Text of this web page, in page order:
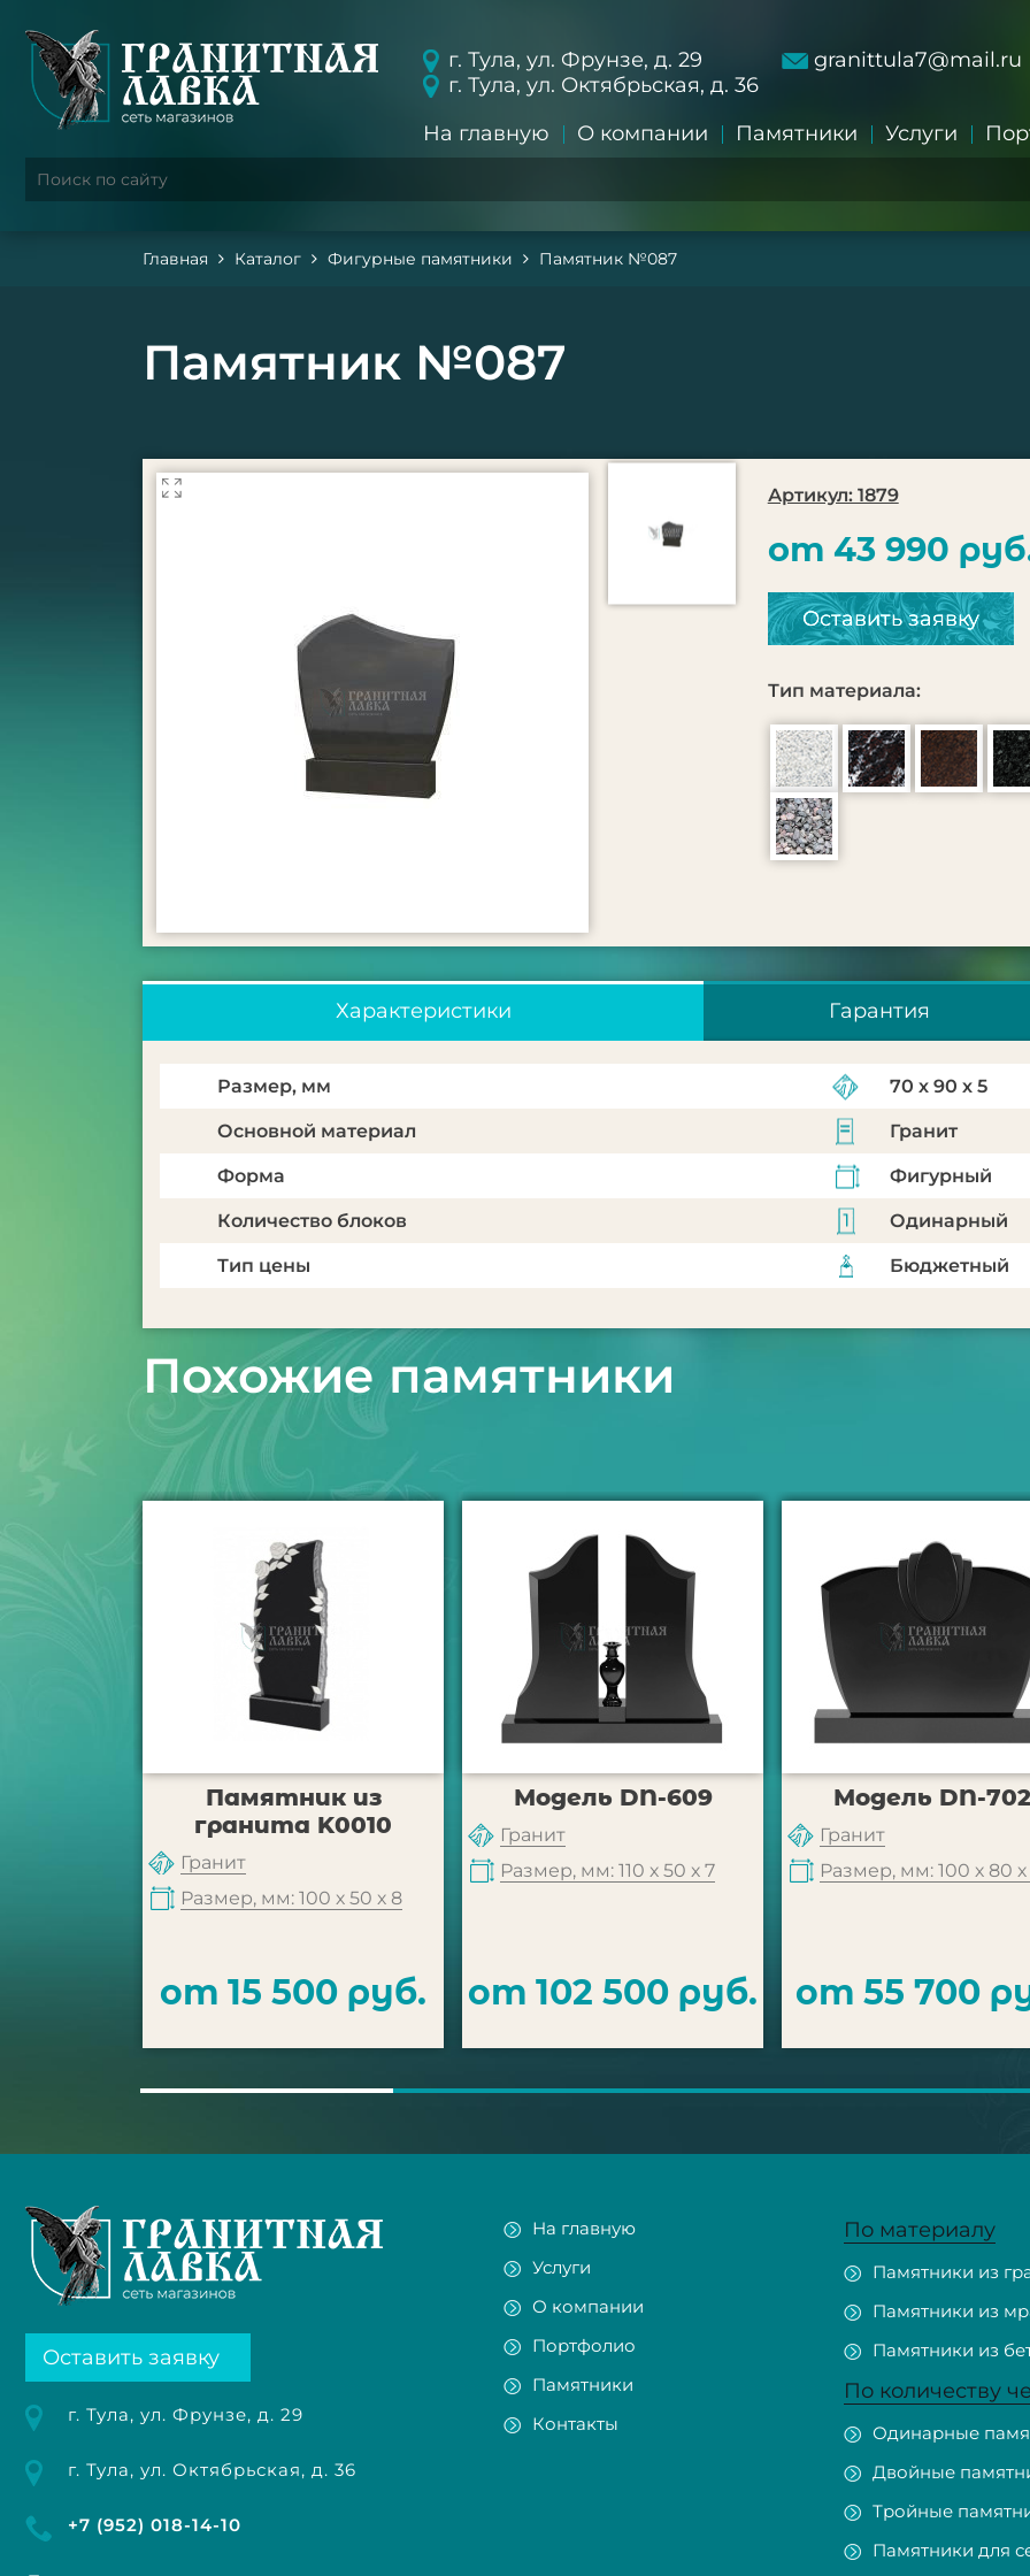
г. Тула, ул. Фрунзе, д. 29
г. Тула, ул. Октябрьская, д. 36
granittula7@mail.ru
На главную О компании Памятники Услуги
Главная Каталог Фигурные памятники Памятник №087
Памятник №087
Артикул: 1879
от 43 990
Оставить заявку
Тип материала:
Характеристики Гарантия
Размер, мм 70 х 90 х 5
Основной материал Гранит
Форма Фигурный
Количество блоков Одинарный
Тип цены Бюджетный
Похожие памятники
Памятник из
гранита K0010
Гранит
Размер, мм: 100 х 50 х 8
от 15 500 руб.
Модель DN-609
Гранит
Размер, мм: 110 х 50 х 7
от 102 500 руб.
Модель DN-702
Гранит
Размер, мм: 100 х 80 х
от 55 700
Оставить заявку
г. Тула, ул. Фрунзе, д. 29
г. Тула, ул. Октябрьская, д. 36
+7 (952) 018-14-10
На главную
Услуги
О компании
Портфолио
Памятники
Контакты
По материалу
Памятники из
Памятники из
Памятники из
По количеству
Одинарные
Двойные
Тройные
Памятники для